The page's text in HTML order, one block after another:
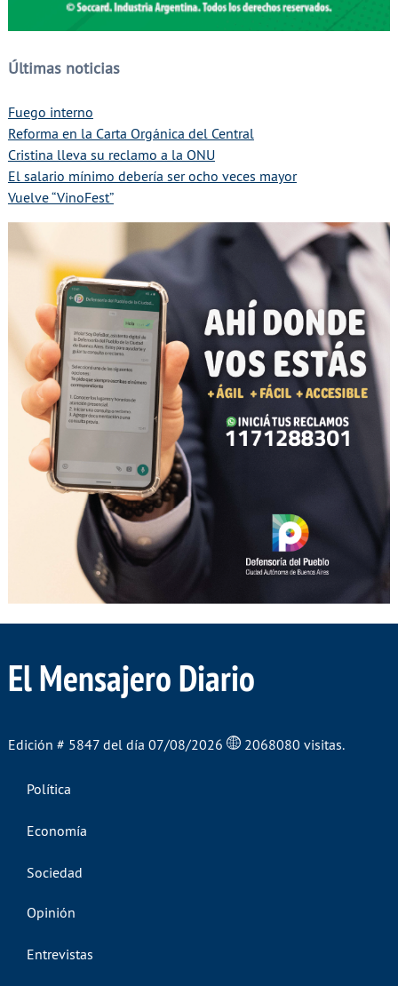
Últimas noticias
Fuego interno
Reforma en la Carta Orgánica del Central
Cristina lleva su reclamo a la ONU
El salario mínimo debería ser ocho veces mayor
Vuelve “VinoFest”
El Mensajero Diario
Edición # 5847 del día 07/08/2026 2068080 visitas.
Política
Economía
Sociedad
Opinión
Entrevistas